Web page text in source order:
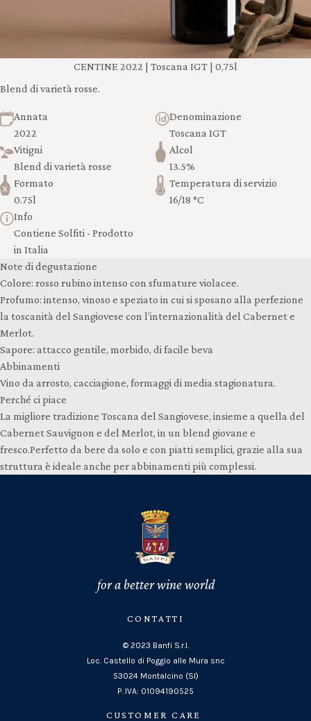
CENTINE 2022 | Toscana IGT | 0,75l
Blend di varietà rosse.
Annata
2022
Denominazione
Toscana IGT
Vitigni
Blend di varietà rosse
Alcol
13.5%
Formato
0.75l
Temperatura di servizio
16/18 °C
Info
Contiene Solfiti - Prodotto
in Italia
Note di degustazione
Colore: rosso rubino intenso con sfumature violacee.
Profumo: intenso, vinoso e speziato in cui si sposano alla perfezione
la toscanità del Sangiovese con l’internazionalità del Cabernet e
Merlot.
Sapore: attacco gentile, morbido, di facile beva
Abbinamenti
Vino da arrosto, cacciagione, formaggi di media stagionatura.
Perché ci piace
La migliore tradizione Toscana del Sangiovese, insieme a quella del
Cabernet Sauvignon e del Merlot, in un blend giovane e
fresco.Perfetto da bere da solo e con piatti semplici, grazie alla sua
struttura è ideale anche per abbinamenti più complessi.
for a better wine world
CONTATTI
© 2023 Banfi S.r.l.
Loc. Castello di Poggio alle Mura snc
53024 Montalcino (SI)
P. IVA: 01094190525
CUSTOMER CARE